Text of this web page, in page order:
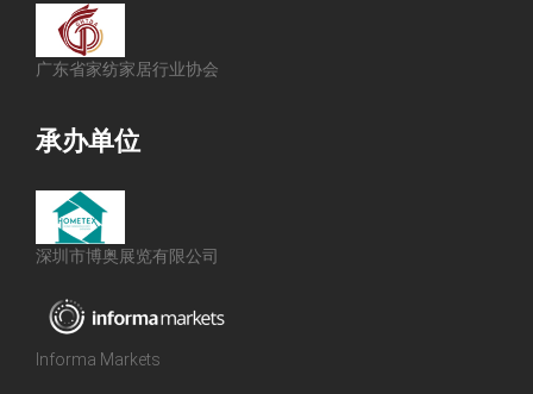
广东省家纺家居行业协会
承办单位
深圳市博奥展览有限公司
Informa Markets